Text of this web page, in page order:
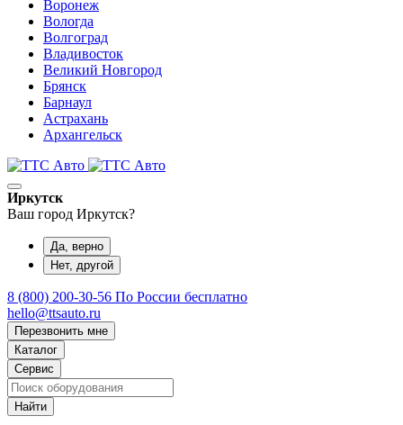
Воронеж
Вологда
Волгоград
Владивосток
Великий Новгород
Брянск
Барнаул
Астрахань
Архангельск
Иркутск
Ваш город Иркутск?
Да, верно
Нет, другой
8 (800) 200-30-56 По России бесплатно
hello@ttsauto.ru
Перезвонить мне
Каталог
Сервис